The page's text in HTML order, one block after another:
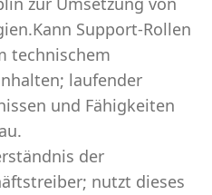
Support-Rollen
technischem
laufender
und Fähigkeiten
der
nutzt dieses